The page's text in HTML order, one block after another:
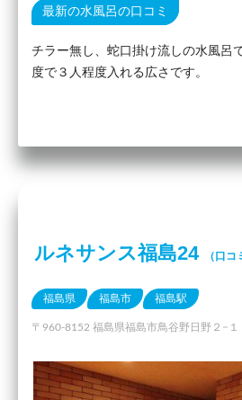
最新の水風呂の口コミ
チラー無し、蛇口掛け流しの水風呂
度で３人程度入れる広さです。
ルネサンス福島24 （口コ
福島県 福島市 福島駅
〒960-8152 福島県福島市鳥谷野日野２−１